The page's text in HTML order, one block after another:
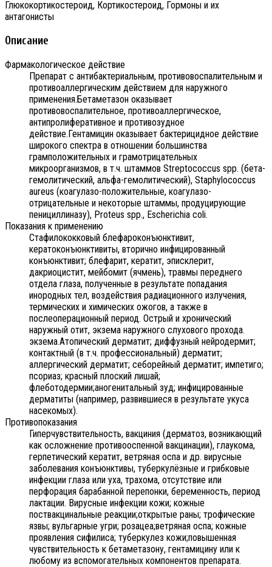
Глюкокортикостероид, Кортикостероид, Гормоны и их
антагонисты
Описание
Фармакологическое действие
Препарат с антибактериальным, противовоспалительным и
противоаллергическим действием для наружного
применения.Бетаметазон оказывает
противовоспалительное, противоаллергическое,
антипролиферативное и противозудное
действие.Гентамицин оказывает бактерицидное действие
широкого спектра в отношении большинства
грамположительных и грамотрицательных
микроорганизмов, в т.ч. штаммов Streptococcus spp. (бета-
гемолитический, альфа-гемолитический), Staphylococcus
aureus (коагулазо-положительные, коагулазо-
отрицательные и некоторые штаммы, продуцирующие
пенициллиназу), Proteus spp., Escherichia coli.
Показания к применению
Стафилококковый блефароконъюнктивит,
кератоконъюнктивиты, вторично инфицированный
конъюнктивит; блефарит, кератит, эписклерит,
дакриоцистит, мейбомит (ячмень), травмы переднего
отдела глаза, полученные в результате попадания
инородных тел, воздействия радиационного излучения,
термических и химических ожогов, а также в
послеоперационный период. Острый и хронический
наружный отит, экзема наружного слухового прохода.
экзема.Атопический дерматит; диффузный нейродермит;
контактный (в т.ч. профессиональный) дерматит;
аллергический дерматит; себорейный дерматит; импетиго;
псориаз; красный плоский лишай;
флеботодермии;аногенитальный зуд; инфицированные
дерматиты (например, развившиеся в результате укуса
насекомых).
Противопоказания
Гиперчувствительность, вакциния (дерматоз, возникающий
как осложнение противооспенной вакцинации), глаукома,
герпетический кератит, ветряная оспа и др. вирусные
заболевания конъюнктивы, туберкулёзные и грибковые
инфекции глаза или уха, трахома, отсутствие или
перфорация барабанной перепонки, беременность, период
лактации. Вирусные инфекции кожи; кожные
поствакцинальные реакции;открытые раны; трофические
язвы; вульгарные угри; розацеа;ветряная оспа; кожные
проявления сифилиса; туберкулез кожи;повышенная
чувствительность к бетаметазону, гентамицину или к
любому из вспомогательных компонентов препарата.